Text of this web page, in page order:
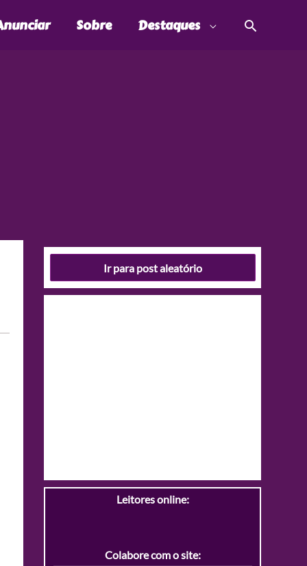
Sobre Destaques
Ir para post aleatório
Leitores online:
Colabore com o site: